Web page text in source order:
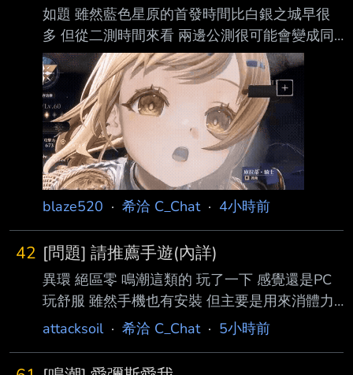
如題 雖然藍色星原的首發時間比白銀之城早很
多 但從二測時間來看 兩邊公測很可能會變成同
期的關係 雖然藍色星頂著黃雞之名從一開始就
獲得了紳士的關注 但從兩邊二測的討論度來看
白銀之城感覺聲勢已經超過藍色星原了? 就算撇
除掉那個起節奏的短褲騎士團不提 不管是對於
角色(兔子騎士紅薔薇灰姑娘女僕醫生) 還是對於
故事 世界觀 都有比較踴躍的討論 反過來看藍色
星原 我印象中都是在討論奇波農不農 胖次色不
色 角色都在討論奶子 故事 世界觀感覺大家也都
直接有共識不是賣點 網路上的評測對藍色星原
也是有吸引人的點 未來可期之
blaze520 · 希洽 C_Chat· 4小時前
42 [問題] 請推薦手遊(內詳)
異環 絕區零 鳴潮這類的 玩了一下 感覺還是PC
玩舒服 雖然手機也有安裝 但主要是用來消體力/
解每日 真的要在手機上玩 感覺所謂2遊 個人都
之前有玩得開心的 主要是 寶可夢冠軍 卡厄思
attacksoil· 希洽 C_Chat· 5小時前